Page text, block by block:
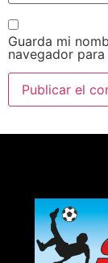
Guarda mi
navegador